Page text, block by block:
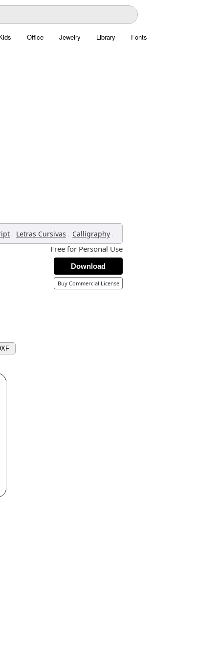
Office Jewelry Library Fonts
, Letras Cursivas , Calligraphy ,
Free for Personal Use
Download
Buy Commercial License